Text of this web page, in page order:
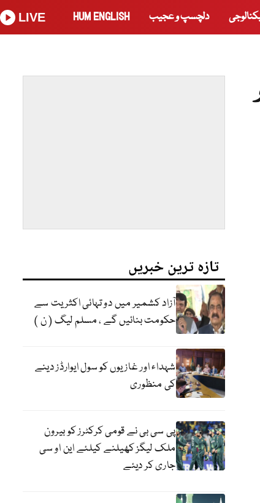
دلچسپ و عجیب HUM ENGLISH
LIVE
تازہ ترین خبریں
آزاد کشمیر میں دو تہائی اکثریت سے
حکومت بنائیں گے ، مسلم لیگ ( ن )
شہداء اور غازیوں کو سول ایوارڈز دینے
کی منظوری
پی سی بی نے قومی کرکٹرز کو بیرون
ملک لیگز کھیلنے کیلئے این او سی
جاری کر دیئے